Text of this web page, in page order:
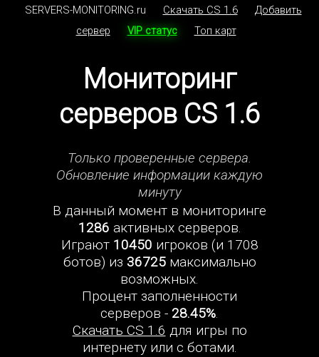
SERVERS-MONITORING.ru Скачать CS 1.6
Добавить
сервер
VIP статус Топ карт
Мониторинг
серверов CS 1.6
Только проверенные сервера.
Обновление информации каждую
минуту
В данный момент в мониторинге
1286 активных серверов.
Играют 10450 игроков (и 1708
ботов) из 36725максимально
возможных.
Процент заполненности
серверов - 28.45%.
Скачать CS 1.6 для игры по
интернету или с ботами.